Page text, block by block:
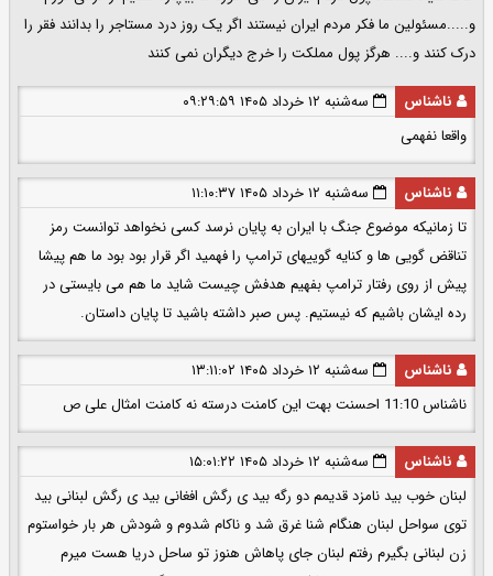
و.....مسئولین ما فکر مردم ایران نیستند اگر یک روز درد مستاجر را بدانند فقر را
درک کنند و.... هرگز پول مملکت را خرج دیگران نمی کنند
ناشناس
سه‌شنبه ۱۲ خرداد ۱۴۰۵ ۰۹:۲۹:۵۹
واقعا نفهمی
ناشناس
سه‌شنبه ۱۲ خرداد ۱۴۰۵ ۱۱:۱۰:۳۷
تا زمانیکه موضوع جنگ با ایران به پایان نرسد کسی نخواهد توانست رمز
تناقض گویی ها و کنایه گوییهای ترامپ را فهمید اگر قرار بود بود ما هم پیشا
پیش از روی رفتار ترامپ بفهیم هدفش چیست شاید ما هم می بایستی در
رده ایشان باشیم که نیستیم. پس صبر داشته باشید تا پایان داستان.
ناشناس
سه‌شنبه ۱۲ خرداد ۱۴۰۵ ۱۳:۱۱:۰۲
ناشناس 11:10 احسنت بهت این کامنت درسته نه کامنت امثال علی ص
ناشناس
سه‌شنبه ۱۲ خرداد ۱۴۰۵ ۱۵:۰۱:۲۲
لبنان خوب بید نامزد قدیمم دو رگه بید ی رگش افغانی بید ی رگش لبنانی بید
توی سواحل لبنان هنگام شنا غرق شد و ناکام شدوم و شودش هر بار خواستوم
زن لبنانی بگیرم رفتم لبنان جای پاهاش هنوز تو ساحل دریا هست میرم